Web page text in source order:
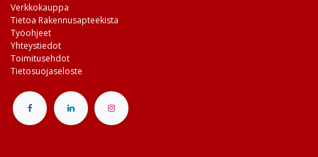
Verkkokauppa
Tietoa Rakennusapteekista
Työohjeet
Yhteystiedot
Toimitusehdot
Tietosuojaseloste